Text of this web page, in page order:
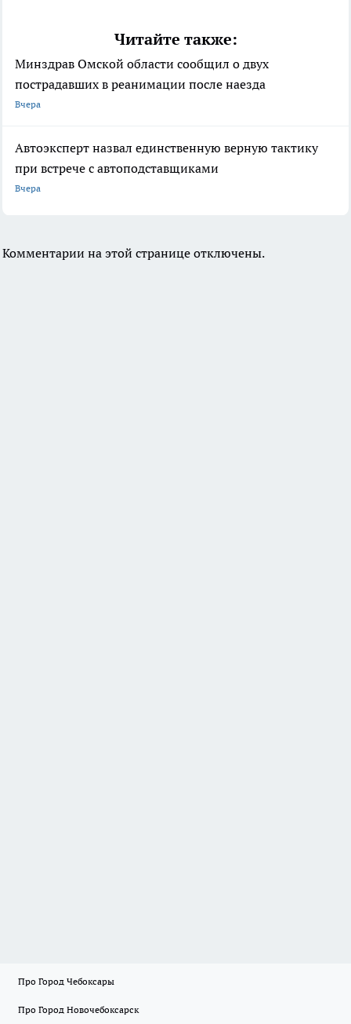
Читайте также:
Минздрав Омской области сообщил о двух
пострадавших в реанимации после наезда
Вчера
Автоэксперт назвал единственную верную тактику
при встрече с автоподставщиками
Вчера
Комментарии на этой странице отключены.
Про Город Чебоксары
Про Город Новочебоксарск